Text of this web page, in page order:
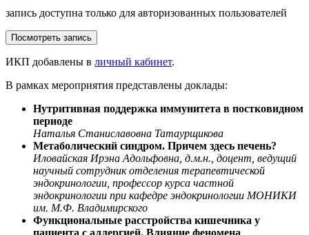
запись доступна только для авторизованных пользователей
Посмотреть запись
ИКП добавлены в личный кабинет.
В рамках мероприятия представлены доклады:
Нутритивная поддержка иммунитета в постковидном
периоде
Наталья Станиславовна Татаурщикова
Метаболический синдром. Причем здесь печень?
Иловайская Ирэна Адольфовна, д.м.н., доцент, ведущий
научный сотрудник отделения терапевтической
эндокринологии, профессор курса частной
эндокринологии при кафедре эндокринологии МОНИКИ
им. М.Ф. Владимирского
Функциональные расстройства кишечника у